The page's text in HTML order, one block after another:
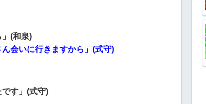
」(和泉)
会いに行きますから」(式守)
です」(式守)